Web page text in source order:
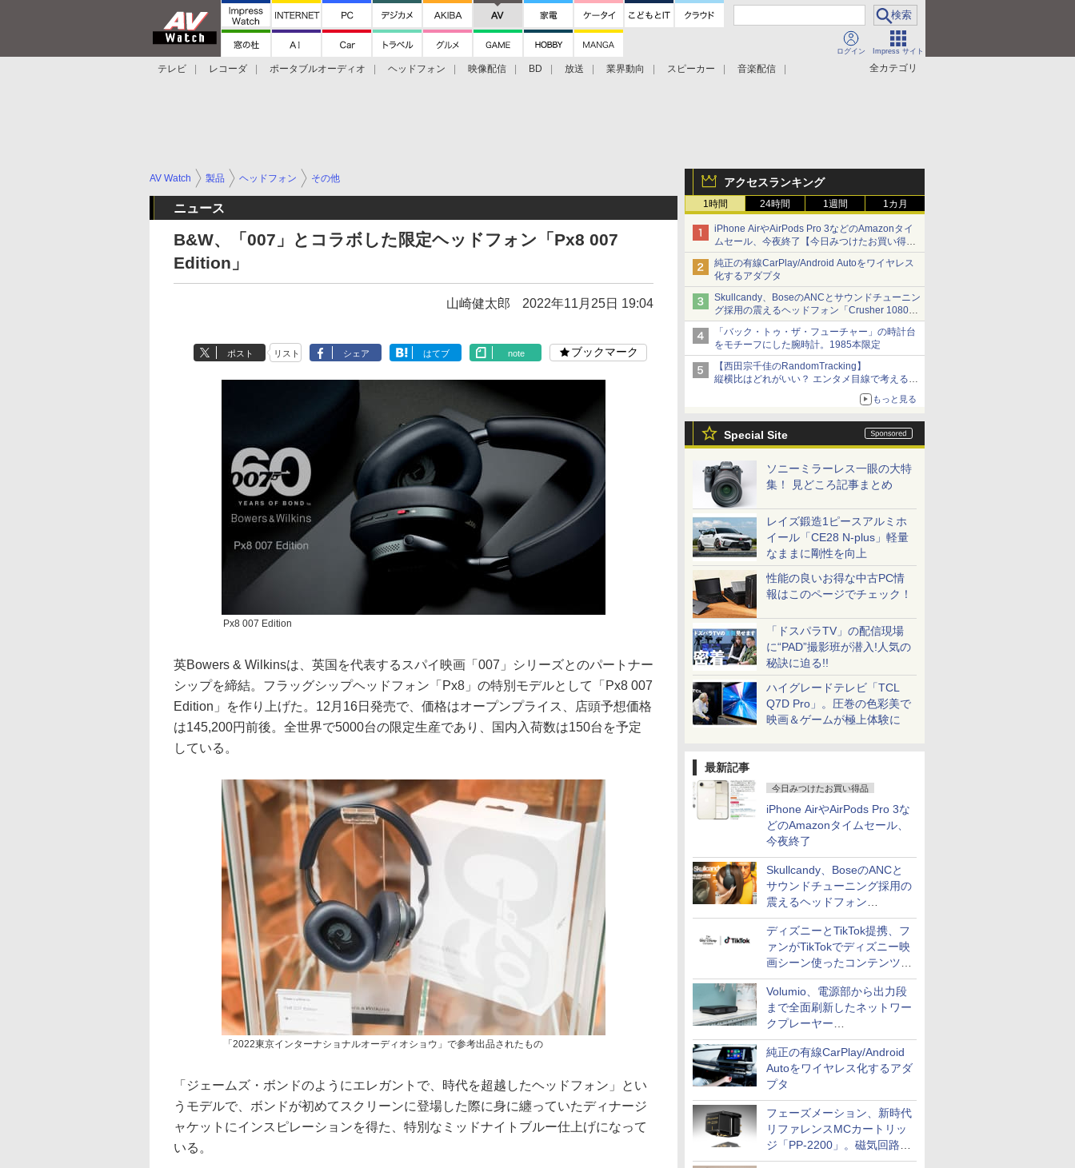
ログイン Impress サイト
全カテゴリ
テレビ レコーダ ポータブルオーディオ ヘッドフォン 映像配信 BD 放送 業界動向 スピーカー
音楽配信
アクセスランキング
1時間 24時間 1週間 1カ月
iPhone AirやAirPods Pro 3などのAmazonタイ
ムセール、今夜終了【今日みつけたお買い得
品】
純正の有線CarPlay/Android Autoをワイヤレス
化するアダプタ
Skullcandy、BoseのANCとサウンドチューニン
グ採用の震えるヘッドフォン「Crusher 1080
ANC」
「バック・トゥ・ザ・フューチャー」の時計台
をモチーフにした腕時計。1985本限定
【西田宗千佳のRandomTracking】
縦横比はどれがいい？ エンタメ目線で考える、
もっと見る
Special Site
ソニーミラーレス一眼の大特
集！ 見どころ記事まとめ
レイズ鍛造1ピースアルミホ
イール「CE28 N-plus」軽量
なままに剛性を向上
性能の良いお得な中古PC情
報はこのページでチェック！
「ドスパラTV」の配信現場
に“PAD”撮影班が潜入!人気の
秘訣に迫る!!
ハイグレードテレビ「TCL
Q7D Pro」。圧巻の色彩美で
映画＆ゲームが極上体験に
最新記事
今日みつけたお買い得品
iPhone AirやAirPods Pro 3な
どのAmazonタイムセール、
今夜終了
Skullcandy、BoseのANCと
サウンドチューニング採用の
震えるヘッドフォン
「Crusher 1080 ANC」
ディズニーとTikTok提携、フ
ァンがTikTokでディズニー映
画シーン使ったコンテンツ制
作、Disney+にも配信
Volumio、電源部から出力段
まで全面刷新したネットワー
クプレーヤー
「Primo（2026）」
純正の有線CarPlay/Android
Autoをワイヤレス化するアダ
プタ
フェーズメーション、新時代
リファレンスMCカートリッ
ジ「PP-2200」。磁気回路や
ハウジングを根本から見直し
AV Watch 製品 ヘッドフォン その他
ニュース
B&W、「007」とコラボした限定ヘッドフォン「Px8 007
Edition」
山崎健太郎 2022年11月25日 19:04
ポスト リスト シェア はてブ note ブックマーク
Px8 007 Edition
英Bowers & Wilkinsは、英国を代表するスパイ映画「007」シリーズとのパートナー
シップを締結。フラッグシップヘッドフォン「Px8」の特別モデルとして「Px8 007
Edition」を作り上げた。12月16日発売で、価格はオープンプライス、店頭予想価格
は145,200円前後。全世界で5000台の限定生産であり、国内入荷数は150台を予定
している。
「2022東京インターナショナルオーディオショウ」で参考出品されたもの
「ジェームズ・ボンドのようにエレガントで、時代を超越したヘッドフォン」とい
うモデルで、ボンドが初めてスクリーンに登場した際に身に纏っていたディナージ
ャケットにインスピレーションを得た、特別なミッドナイトブルー仕上げになって
いる。